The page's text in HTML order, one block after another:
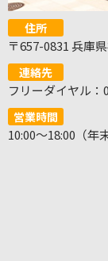
住所
〒657-0831 兵庫
連絡先
フリーダイヤル：
営業時間
10:00～18:00（年